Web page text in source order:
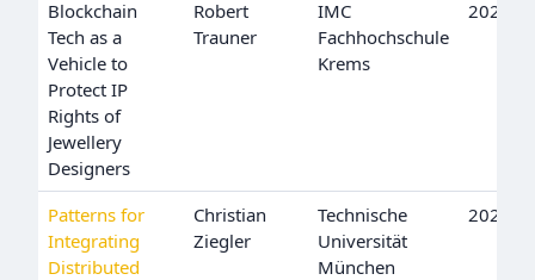
Blockchain
Tech as a
Vehicle to
Protect IP
Rights of
Jewellery
Designers
Robert
Trauner
IMC
Fachhochschule
Krems
2022
Patterns for
Integrating
Distributed
Christian
Ziegler
Technische
Universität
München
2021